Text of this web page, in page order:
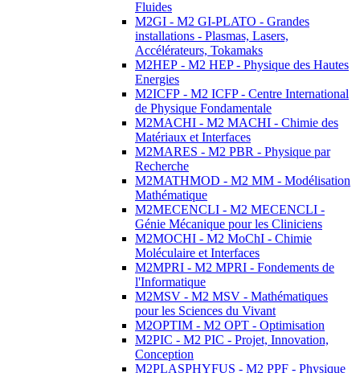
Fluides
M2GI - M2 GI-PLATO - Grandes
installations - Plasmas, Lasers,
Accélérateurs, Tokamaks
M2HEP - M2 HEP - Physique des Hautes
Energies
M2ICFP - M2 ICFP - Centre International
de Physique Fondamentale
M2MACHI - M2 MACHI - Chimie des
Matériaux et Interfaces
M2MARES - M2 PBR - Physique par
Recherche
M2MATHMOD - M2 MM - Modélisation
Mathématique
M2MECENCLI - M2 MECENCLI -
Génie Mécanique pour les Cliniciens
M2MOCHI - M2 MoChI - Chimie
Moléculaire et Interfaces
M2MPRI - M2 MPRI - Fondements de
l'Informatique
M2MSV - M2 MSV - Mathématiques
pour les Sciences du Vivant
M2OPTIM - M2 OPT - Optimisation
M2PIC - M2 PIC - Projet, Innovation,
Conception
M2PLASPHYFUS - M2 PPF - Physique